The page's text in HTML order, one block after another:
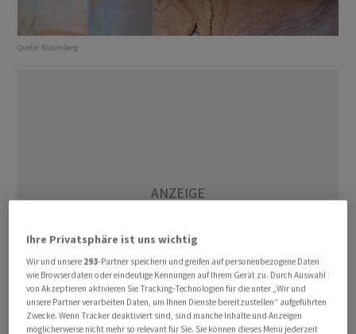
Quelle: Bloomberg
Ihre Privatsphäre ist uns wichtig
Wir und unsere 293-Partner speichern und greifen auf personenbezogene Daten
wie Browserdaten oder eindeutige Kennungen auf Ihrem Gerät zu. Durch Auswahl
von Akzeptieren aktivieren Sie Tracking-Technologien für die unter „Wir und
unsere Partner verarbeiten Daten, um Ihnen Dienste bereitzustellen“ aufgeführten
Zwecke. Wenn Tracker deaktiviert sind, sind manche Inhalte und Anzeigen
möglicherweise nicht mehr so relevant für Sie. Sie können dieses Menü jederzeit